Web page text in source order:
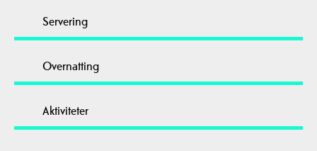
Servering
Overnatting
Aktiviteter